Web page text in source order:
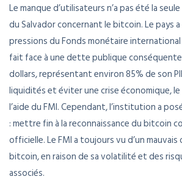
Le manque d’utilisateurs n’a pas été la
du Salvador concernant le bitcoin. Le pays
pressions du Fonds monétaire international
fait face à une dette publique conséquente
dollars, représentant environ 85% de son
liquidités et éviter une crise économique,
l’aide du FMI. Cependant, l’institution a
: mettre fin à la reconnaissance du bitcoin
officielle. Le FMI a toujours vu d’un
bitcoin, en raison de sa volatilité et des
associés.